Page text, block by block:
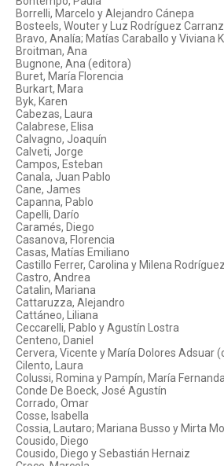
Borrelli, Marcelo y Alejandro Cánepa
Bosteels, Wouter y Luz Rodríguez
Bravo, Analía; Matías Caraballo y Viviana
Broitman, Ana
Bugnone, Ana (editora)
Buret, María Florencia
Burkart, Mara
Byk, Karen
Cabezas, Laura
Calabrese, Elisa
Calvagno, Joaquín
Calveti, Jorge
Campos, Esteban
Canala, Juan Pablo
Cane, James
Capanna, Pablo
Capelli, Darío
Caramés, Diego
Casanova, Florencia
Casas, Matías Emiliano
Castillo Ferrer, Carolina y Milena
Castro, Andrea
Catalin, Mariana
Cattaruzza, Alejandro
Cattáneo, Liliana
Ceccarelli, Pablo y Agustín Lostra
Centeno, Daniel
Cervera, Vicente y María Dolores Adsuar
Cilento, Laura
Colussi, Romina y Pampín, María
Conde De Boeck, José Agustín
Corrado, Omar
Cosse, Isabella
Cossia, Lautaro; Mariana Busso y Mirta
Cousido, Diego
Cousido, Diego y Sebastián Hernaiz